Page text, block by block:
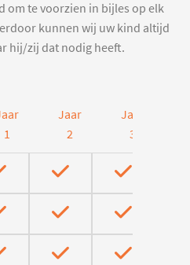
om te voorzien in bijles op elk
kunnen wij uw kind altijd
hij/zij dat nodig heeft.
1
Jaar
2
Jaar
3